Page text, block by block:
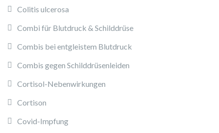
Colitis ulcerosa
Combi für Blutdruck & Schilddrüse
Combis bei entgleistem Blutdruck
Combis gegen Schilddrüsenleiden
Cortisol-Nebenwirkungen
Cortison
Covid-Impfung